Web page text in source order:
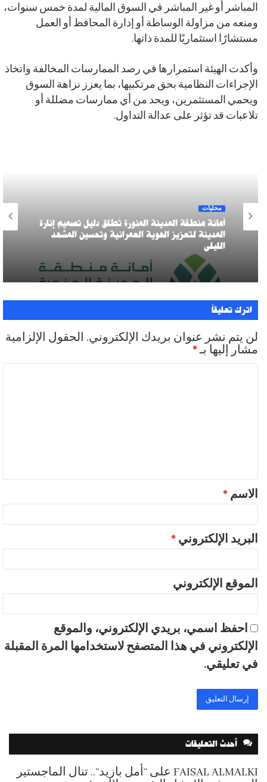
المباشر أو غير المباشر في السوق المالية لمدة خمس سنوات،
ومنعه من مزاولة الوساطة أو إدارة المحافظ أو العمل
مستشارًا استثماريًا للمدة ذاتها.
وأكدت الهيئة استمرارها في رصد الممارسات المخالفة واتخاذ
الإجراءات النظامية بحق مرتكبيها، بما يعزز نزاهة السوق
ويحمي المستثمرين، ويحد من أي ممارسات مضللة أو
تلاعبات قد تؤثر على عدالة التداول.
محليات
أمانة منطقة المدينة المنورة تُطلق دليل تصميم إنارة
المدينة لتعزيز الهوية العمرانية وتحسين المشهد
الليلي
اترك تعليقاً
لن يتم نشر عنوان بريدك الإلكتروني. الحقول الإلزامية
مشار إليها بـ*
ق
*
الاسم *
البريد الإلكتروني *
الموقع الإلكتروني
احفظ اسمي، بريدي الإلكتروني، والموقع
الإلكتروني في هذا المتصفح لاستخدامها المرة المقبلة
في تعليقي.
أحدث التعليقات
FAISAL ALMALKI على “أمل بازيد”.. تنال الماجستير